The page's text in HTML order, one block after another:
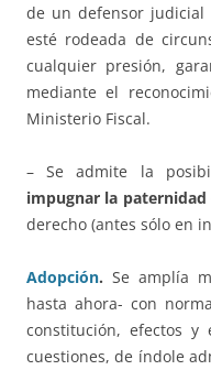
de un defensor judicial
esté rodeada de
cualquier presión,
mediante el
Ministerio Fiscal.
– Se admite la
impugnar la paternidad
derecho (antes sólo en
Adopción. Se amplía
hasta ahora- con
constitución, efectos
cuestiones, de índole